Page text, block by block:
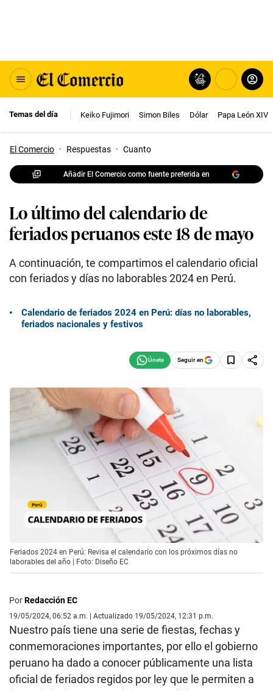
Temas del día Keiko Fujimori Simon Biles Dólar Papa León XIV
El Comercio · Respuestas · Cuanto
Añadir El Comercio como fuente preferida en
Lo último del calendario de
feriados peruanos este 18 de mayo
A continuación, te compartimos el calendario oficial
con feriados y días no laborables 2024 en Perú.
Calendario de feriados 2024 en Perú: días no laborables,
feriados nacionales y festivos
Seguir en
Feriados 2024 en Perú: Revisa el calendario con los próximos días no
laborables del año | Foto: Diseño EC
PorRedacción EC
19/05/2024, 06:52 a.m. | Actualizado 19/05/2024, 12:31 p.m.
Nuestro país tiene una serie de fiestas, fechas y
conmemoraciones importantes, por ello el gobierno
peruano ha dado a conocer públicamente una lista
oficial de feriados regidos por ley que le permiten a